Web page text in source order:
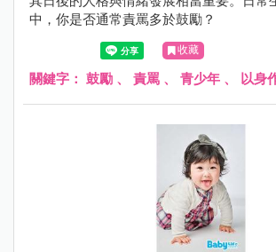
中，你是否通常責罵多於鼓勵？
收藏
關鍵字： 鼓勵 、 責罵 、 青少年 、 以身